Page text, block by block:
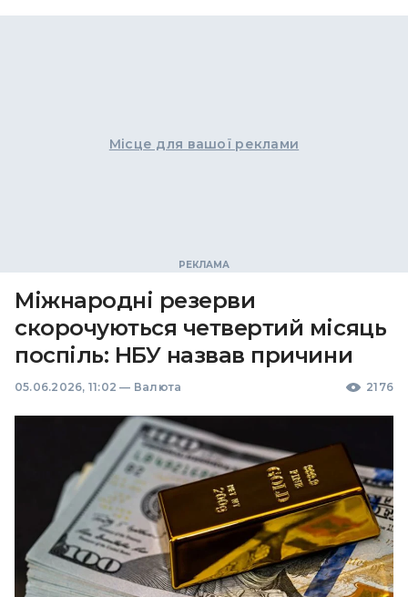
Місце для вашої реклами
Міжнародні резерви
скорочуються четвертий місяць
поспіль: НБУ назвав причини
05.06.2026, 11:02 — Валюта 2176